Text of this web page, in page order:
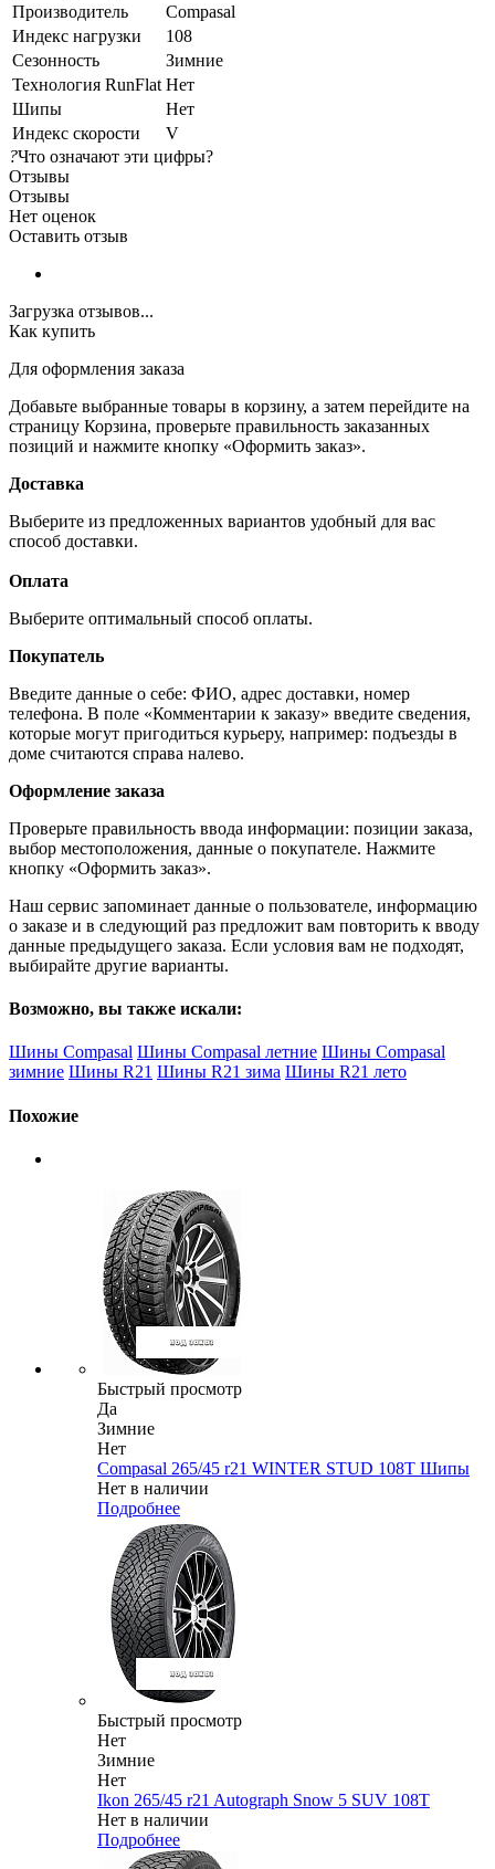
Производитель
Compasal
Индекс нагрузки
108
Сезонность
Зимние
Технология RunFlat Нет
Шипы
Нет
Индекс скорости
V
?Что означают эти цифры?
Отзывы
Отзывы
Нет оценок
Оставить отзыв
Загрузка отзывов...
Как купить
Для оформления заказа
Добавьте выбранные товары в корзину, а затем перейдите на
страницу Корзина, проверьте правильность заказанных
позиций и нажмите кнопку «Оформить заказ».
Доставка
Выберите из предложенных вариантов удобный для вас
способ доставки.
Оплата
Выберите оптимальный способ оплаты.
Покупатель
Введите данные о себе: ФИО, адрес доставки, номер
телефона. В поле «Комментарии к заказу» введите сведения,
которые могут пригодиться курьеру, например: подъезды в
доме считаются справа налево.
Оформление заказа
Проверьте правильность ввода информации: позиции заказа,
выбор местоположения, данные о покупателе. Нажмите
кнопку «Оформить заказ».
Наш сервис запоминает данные о пользователе, информацию
о заказе и в следующий раз предложит вам повторить к вводу
данные предыдущего заказа. Если условия вам не подходят,
выбирайте другие варианты.
Возможно, вы также искали:
Шины Compasal Шины Compasal летние Шины Compasal
зимние Шины R21 Шины R21 зима Шины R21 лето
Похожие
Быстрый просмотр
Да
Зимние
Нет
Compasal 265/45 r21 WINTER STUD 108T Шипы
Нет в наличии
Подробнее
Быстрый просмотр
Нет
Зимние
Нет
Ikon 265/45 r21 Autograph Snow 5 SUV 108T
Нет в наличии
Подробнее